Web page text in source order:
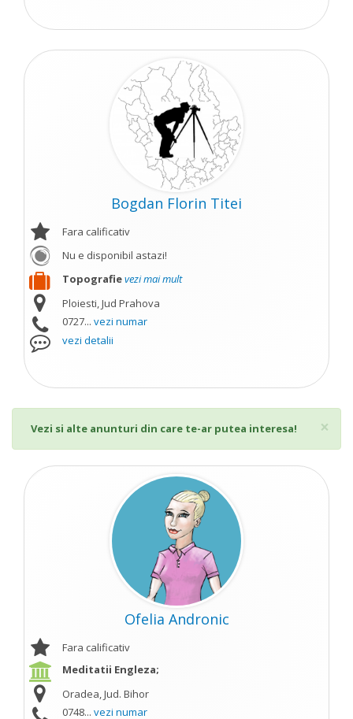
Bogdan Florin Titei
Fara calificativ
Nu e disponibil astazi!
Topografievezi mai mult
Ploiesti, Jud Prahova
0727... vezi numar
vezi detalii
×
Vezi si alte anunturi din care te-ar putea interesa!
Ofelia Andronic
Fara calificativ
Meditatii Engleza;
Oradea, Jud. Bihor
0748... vezi numar